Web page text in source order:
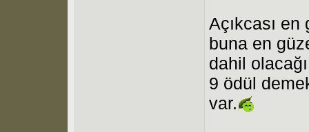
Açıkcası
buna en
dahil
9 ödül
var.